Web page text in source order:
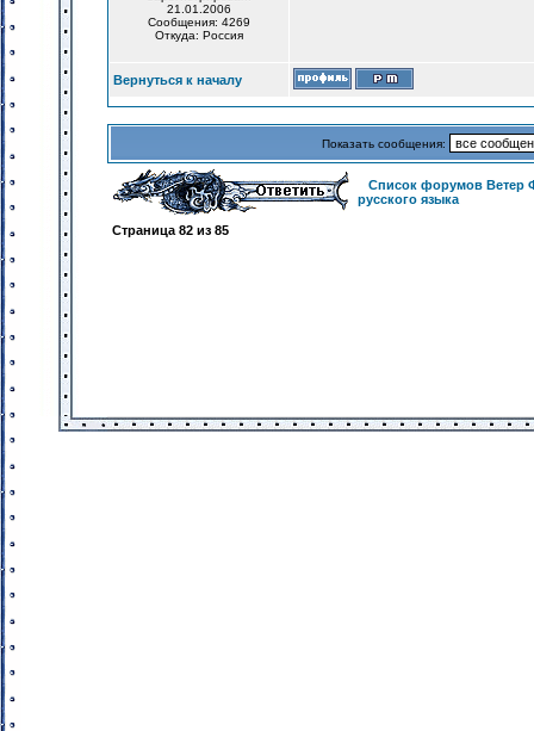
21.01.2006
Сообщения: 4269
Откуда: Россия
Вернуться к началу
Показать сообщения:
Список форумов Ветер
русского языка
Страница 82 из 85